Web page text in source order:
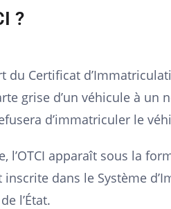
?
du Certificat
grise d’un véhicule à un
d’immatriculer le
l’OTCI apparaît sous la
dans le Système
l’État.